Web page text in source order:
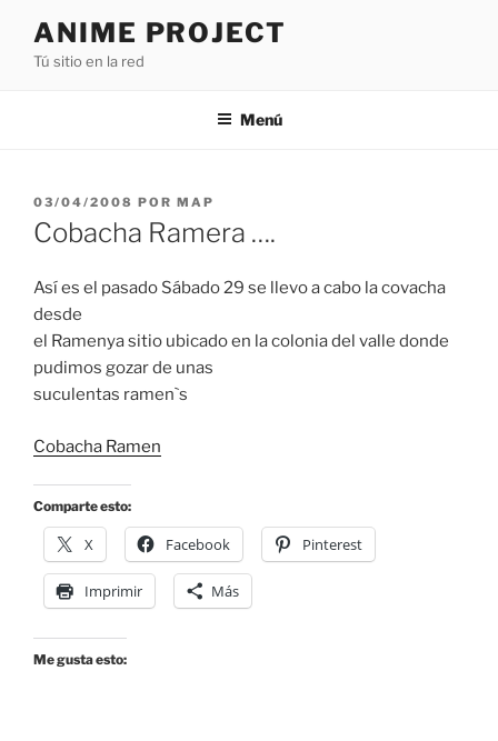
contenido
ANIME PROJECT
Tú sitio en la red
Menú
PUBLICADO
EL
03/04/2008 POR MAP
Cobacha Ramera ….
Así es el pasado Sábado 29 se llevo a cabo la covacha
desde
el Ramenya sitio ubicado en la colonia del valle donde
pudimos gozar de unas
suculentas ramen`s
Cobacha Ramen
Comparte esto:
X Facebook Pinterest
Imprimir Más
Me gusta esto: